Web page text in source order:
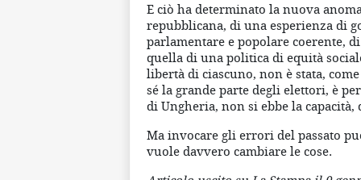
E ciò ha determinato la nuova
repubblicana, di una esperienza di
parlamentare e popolare coerente,
quella di una politica di equità
libertà di ciascuno, non è stata,
sé la grande parte degli elettori, è
di Ungheria, non si ebbe la
Ma invocare gli errori del passato
vuole davvero cambiare le cose.